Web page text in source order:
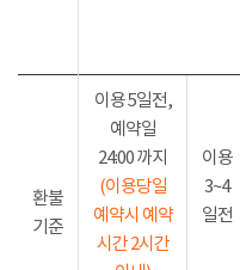
환불
기준
이용 5일전,
예약일
24:00 까지
(이용당일
예약시 예약
시간 2시간
이용
3~4
일전